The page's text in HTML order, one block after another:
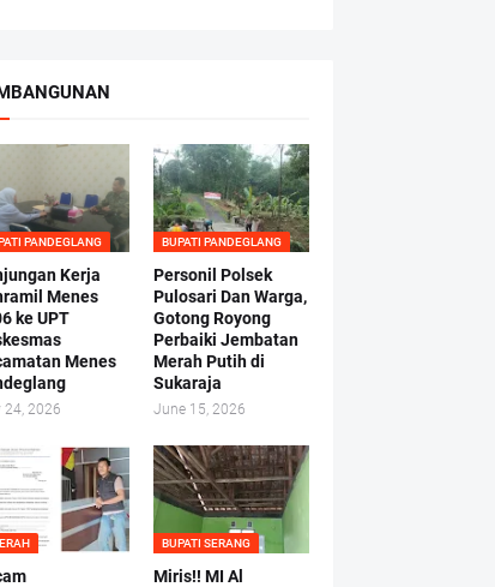
PANDEGLANG
Kerja
Menes
ke UPT
Menes
24, 2026
BUPATI PANDEGLANG
Personil Polsek
Pulosari Dan Warga,
Gotong Royong
Perbaiki Jembatan
Merah Putih di
Sukaraja
June 15, 2026
BUPATI SERANG
Miris!! MI Al